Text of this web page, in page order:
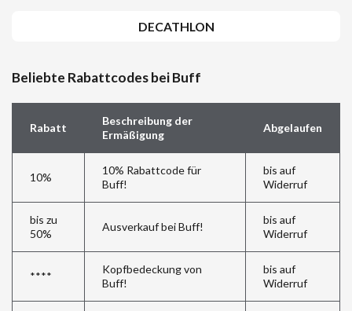
DECATHLON
Beliebte Rabattcodes bei Buff
Rabatt
Beschreibung der
Ermäßigung
Abgelaufen
10%
10% Rabattcode für
Buff!
bis auf
Widerruf
bis zu
50%
Ausverkauf bei Buff!
bis auf
Widerruf
****
Kopfbedeckung von
Buff!
bis auf
Widerruf